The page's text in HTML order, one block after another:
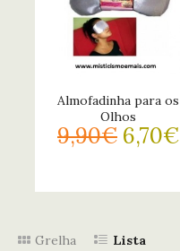
Almofadinha para os
Olhos
9,90€ 6,70€
Grelha Lista